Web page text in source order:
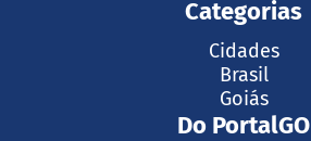
Categorias
Cidades
Brasil
Goiás
Do PortalGO